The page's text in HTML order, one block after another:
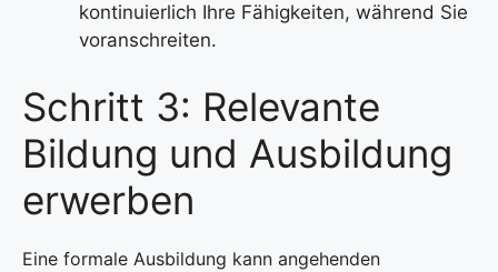
kontinuierlich Ihre Fähigkeiten, während Sie
voranschreiten.
Schritt 3: Relevante
Bildung und Ausbildung
erwerben
Eine formale Ausbildung kann angehenden